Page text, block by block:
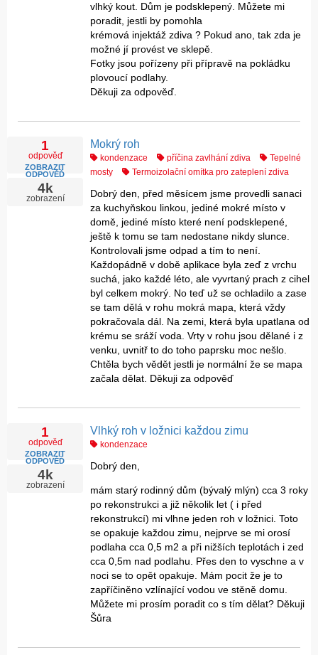
vlhký kout. Dům je podsklepený. Můžete mi
poradit, jestli by pomohla
krémová injektáž zdiva ? Pokud ano, tak zda je
možné jí provést ve sklepě.
Fotky jsou pořízeny při přípravě na pokládku
plovoucí podlahy.
Děkuji za odpověď.
1
odpověď
ZOBRAZIT
ODPOVĚĎ
4k
zobrazení
Mokrý roh
kondenzace příčina zavlhání zdiva
Tepelné
mosty
Termoizolační omítka pro zateplení zdiva
Dobrý den, před měsícem jsme provedli sanaci
za kuchyňskou linkou, jediné mokré místo v
domě, jediné místo které není podsklepené,
ještě k tomu se tam nedostane nikdy slunce.
Kontrolovali jsme odpad a tím to není.
Každopádně v době aplikace byla zeď z vrchu
suchá, jako každé léto, ale vyvrtaný prach z cihel
byl celkem mokrý. No teď už se ochladilo a zase
se tam dělá v rohu mokrá mapa, která vždy
pokračovala dál. Na zemi, která byla upatlana od
krému se sráží voda. Vrty v rohu jsou dělané i z
venku, uvnitř to do toho paprsku moc nešlo.
Chtěla bych vědět jestli je normální že se mapa
začala dělat. Děkuji za odpověď
1
odpověď
ZOBRAZIT
ODPOVĚĎ
4k
zobrazení
Vlhký roh v ložnici každou zimu
kondenzace
Dobrý den,
mám starý rodinný dům (bývalý mlýn) cca 3 roky
po rekonstrukci a již několik let ( i před
rekonstrukcí) mi vlhne jeden roh v ložnici. Toto
se opakuje každou zimu, nejprve se mi orosí
podlaha cca 0,5 m2 a při nižších teplotách i zed
cca 0,5m nad podlahu. Přes den to vyschne a v
noci se to opět opakuje. Mám pocit že je to
zapříčiněno vzlínající vodou ve stěně domu.
Můžete mi prosím poradit co s tím dělat? Děkuji
Šůra